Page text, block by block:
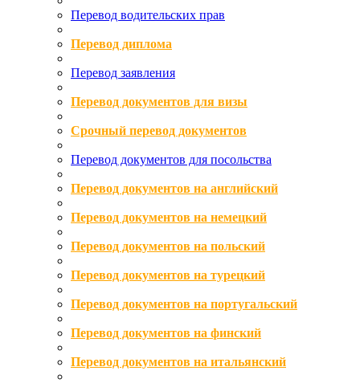
Перевод водительских прав
Перевод диплома
Перевод заявления
Перевод документов для визы
Срочный перевод документов
Перевод документов для посольства
Перевод документов на английский
Перевод документов на немецкий
Перевод документов на польский
Перевод документов на турецкий
Перевод документов на португальский
Перевод документов на финский
Перевод документов на итальянский